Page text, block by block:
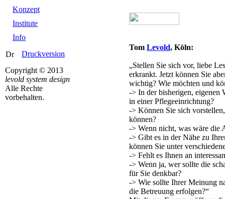
Konzept
Institute
Info
Druckversion
Copyright © 2013
levold system design
Alle Rechte
vorbehalten.
Tom Levold, Köln:
„Stellen Sie sich vor, liebe
erkrankt. Jetzt können Sie
wichtig? Wie möchten und
-> In der bisherigen, eigenen
in einer Pflegeeinrichtung?
-> Können Sie sich
können?
-> Wenn nicht, was wäre die
-> Gibt es in der Nähe zu
können Sie unter
-> Fehlt es Ihnen an
-> Wenn ja, wer sollte die
für Sie denkbar?
-> Wie sollte Ihrer Meinung
die Betreuung erfolgen?“